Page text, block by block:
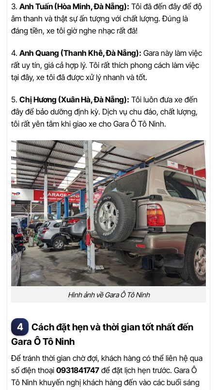
3. Anh Tuấn (Hòa Minh, Đà Nẵng): Tôi đã đến đây để độ
âm thanh và thật sự ấn tượng với chất lượng. Đúng là
đáng tiền, xe tôi giờ nghe nhạc rất đã!
4. Anh Quang (Thanh Khê, Đà Nẵng): Gara này làm việc
rất uy tín, giá cả hợp lý. Tôi rất thích phong cách làm việc
tại đây, xe tôi đã được xử lý nhanh và tốt.
5. Chị Hương (Xuân Hà, Đà Nẵng): Tôi luôn đưa xe đến
đây để bảo dưỡng định kỳ. Dịch vụ chu đáo, chất lượng,
tôi rất yên tâm khi giao xe cho Gara Ô Tô Ninh.
Hình ảnh về Gara Ô Tô Ninh
Cách đặt hẹn và thời gian tốt nhất đến
Gara Ô Tô Ninh
Để tránh thời gian chờ đợi, khách hàng có thể liên hệ qua
số điện thoại 0931841747 để đặt lịch hẹn trước. Gara Ô
Tô Ninh khuyến nghị khách hàng đến vào các buổi sáng